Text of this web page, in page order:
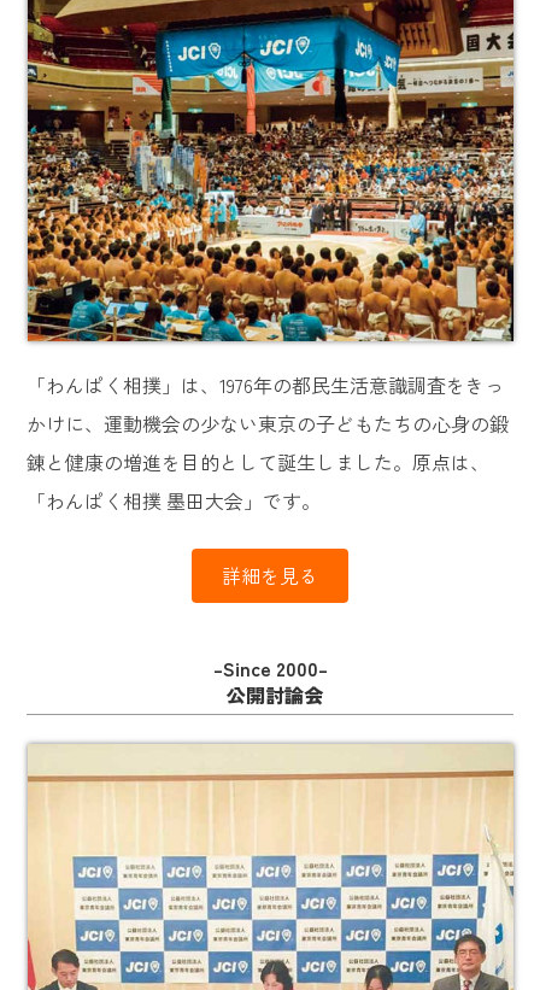
「わんぱく相撲」は、1976年の都民生活意識調査をきっ
かけに、運動機会の少ない東京の子どもたちの心身の鍛
錬と健康の増進を目的として誕生しました。原点は、
「わんぱく相撲 墨田大会」です。
詳細を見る
–Since 2000–
公開討論会